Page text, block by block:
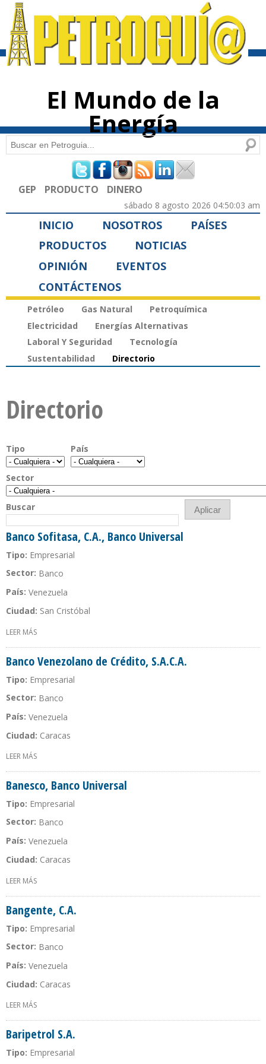
contenido
El Mundo de la
Energía
Formulario de búsqueda
Buscar
GEP PRODUCTO DINERO
sábado 8 agosto 2026 04:50:03 am
INICIO NOSOTROS
PAÍSES
PRODUCTOS
NOTICIAS
OPINIÓN
EVENTOS
CONTÁCTENOS
Petróleo Gas Natural
Petroquímica
Electricidad
Energías Alternativas
Laboral Y Seguridad
Tecnología
Sustentabilidad
Directorio
Directorio
Tipo País
Sector
Buscar
Banco Sofitasa, C.A., Banco Universal
Tipo: Empresarial
Sector: Banco
País: Venezuela
Ciudad: San Cristóbal
LEER MÁS
Banco Venezolano de Crédito, S.A.C.A.
Tipo: Empresarial
Sector: Banco
País: Venezuela
Ciudad: Caracas
LEER MÁS
Banesco, Banco Universal
Tipo: Empresarial
Sector: Banco
País: Venezuela
Ciudad: Caracas
LEER MÁS
Bangente, C.A.
Tipo: Empresarial
Sector: Banco
País: Venezuela
Ciudad: Caracas
LEER MÁS
Baripetrol S.A.
Tipo: Empresarial